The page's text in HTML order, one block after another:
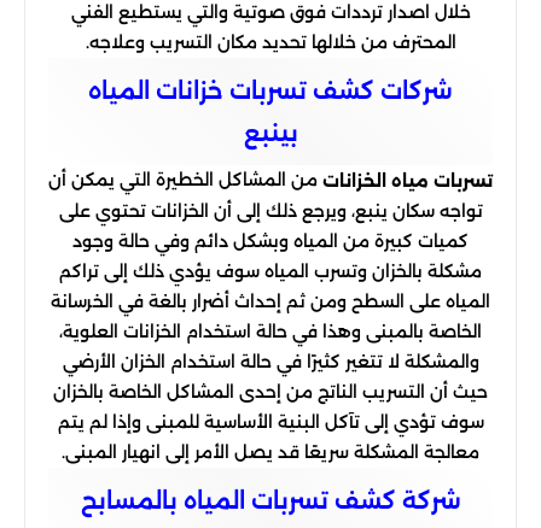
خلال اصدار ترددات فوق صوتية والتي يستطيع الفني
المحترف من خلالها تحديد مكان التسريب وعلاجه.
شركات كشف تسربات خزانات المياه
بينبع
تسربات مياه الخزانات من المشاكل الخطيرة التي يمكن أن
تواجه سكان ينبع، ويرجع ذلك إلى أن الخزانات تحتوي على
كميات كبيرة من المياه وبشكل دائم وفي حالة وجود
مشكلة بالخزان وتسرب المياه سوف يؤدي ذلك إلى تراكم
المياه على السطح ومن ثم إحداث أضرار بالغة في الخرسانة
الخاصة بالمبنى وهذا في حالة استخدام الخزانات العلوية،
والمشكلة لا تتغير كثيرًا في حالة استخدام الخزان الأرضي
حيث أن التسريب الناتج من إحدى المشاكل الخاصة بالخزان
سوف تؤدي إلى تآكل البنية الأساسية للمبنى وإذا لم يتم
معالجة المشكلة سريعًا قد يصل الأمر إلى انهيار المبنى.
شركة كشف تسربات المياه بالمسابح